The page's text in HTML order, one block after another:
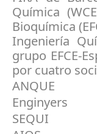
Química
Bioquímica
Ingeniería
grupo EFCE-
por cuatro
ANQUE
Enginyers
SEQUI